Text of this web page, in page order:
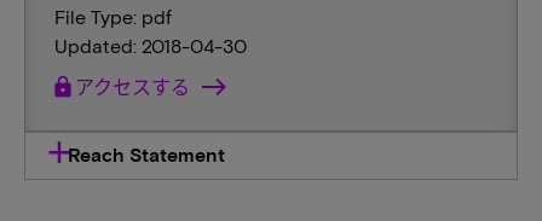
File Type: pdf
Updated: 2018-04-30
lock アクセスする
Reach Statement